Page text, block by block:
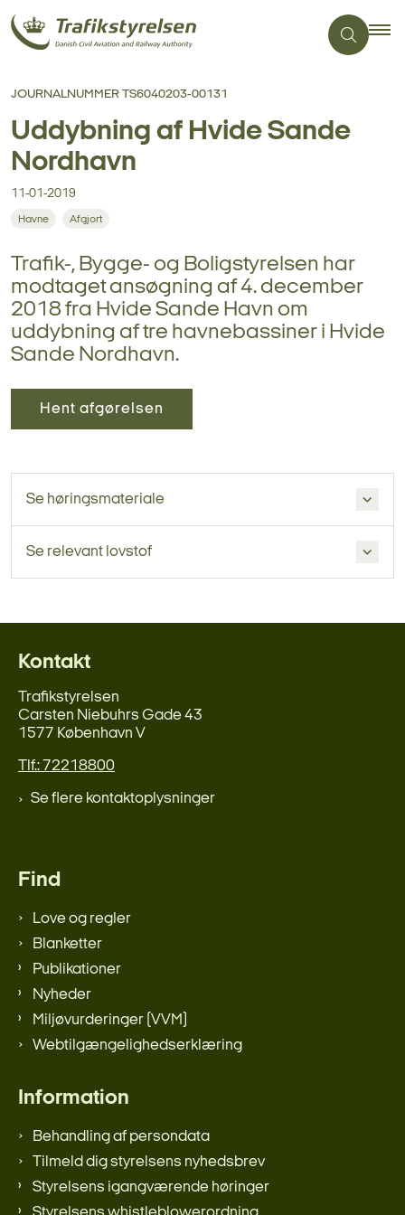
JOURNALNUMMER TS6040203-00131
Uddybning af Hvide Sande
Nordhavn
11-01-2019
Havne Afgjort
Trafik-, Bygge- og Boligstyrelsen har
modtaget ansøgning af 4. december
2018 fra Hvide Sande Havn om
uddybning af tre havnebassiner i Hvide
Sande Nordhavn.
Hent afgørelsen
Se høringsmateriale
Se relevant lovstof
Kontakt
Trafikstyrelsen
Carsten Niebuhrs Gade 43
1577 København V
Tlf.: 72218800
Se flere kontaktoplysninger
Find
Love og regler
Blanketter
Publikationer
Nyheder
Miljøvurderinger (VVM)
Webtilgængelighedserklæring
Information
Behandling af persondata
Tilmeld dig styrelsens nyhedsbrev
Styrelsens igangværende høringer